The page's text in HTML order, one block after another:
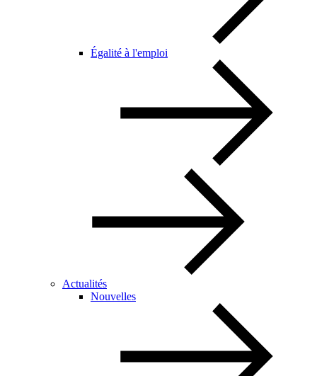
Égalité à l'emploi
Actualités
Nouvelles